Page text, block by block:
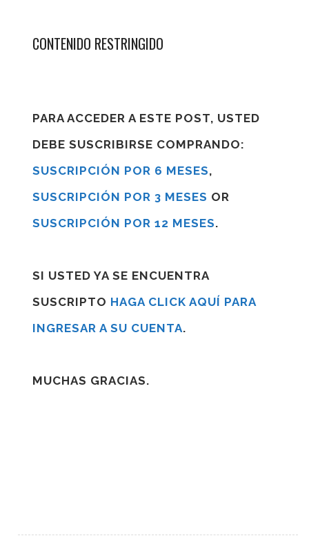
CONTENIDO RESTRINGIDO
PARA ACCEDER A ESTE POST, USTED
DEBE SUSCRIBIRSE COMPRANDO:
SUSCRIPCIÓN POR 6 MESES,
SUSCRIPCIÓN POR 3 MESES OR
SUSCRIPCIÓN POR 12 MESES.
SI USTED YA SE ENCUENTRA
SUSCRIPTO HAGA CLICK AQUÍ PARA
INGRESAR A SU CUENTA.
MUCHAS GRACIAS.